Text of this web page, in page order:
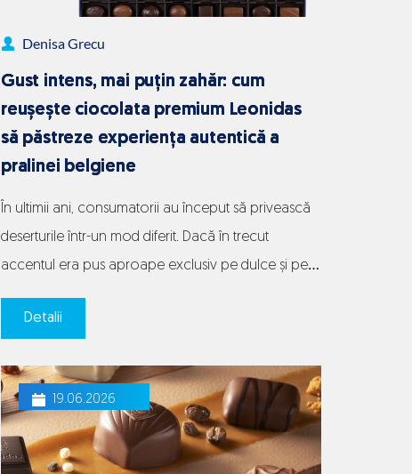
Denisa Grecu
Gust intens, mai puțin zahăr: cum
reușește ciocolata premium Leonidas
să păstreze experiența autentică a
pralinei belgiene
În ultimii ani, consumatorii au început să privească
deserturile într-un mod diferit. Dacă în trecut
accentul era pus aproape exclusiv pe dulce și pe
oameni caută produse care oferă echilibru,
autentică a gustului. Această schimbare a influențat
profund și lumea…Continue readingGust
intens,
mai
Detalii
19.06.2026